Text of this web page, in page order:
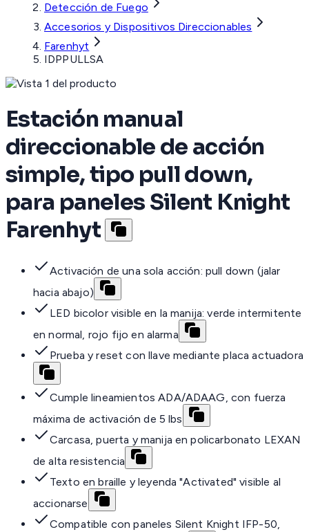
Detección de Fuego
Accesorios y Dispositivos Direccionables
Farenhyt
IDPPULLSA
Estación manual
direccionable de acción
simple, tipo pull down,
para paneles Silent Knight
Farenhyt
Activación de una sola acción: pull down (jalar
hacia abajo)
LED bicolor visible en la manija: verde intermitente
en normal, rojo fijo en alarma
Prueba y reset con llave mediante placa actuadora
Cumple lineamientos ADA/ADAAG, con fuerza
máxima de activación de 5 lbs
Carcasa, puerta y manija en policarbonato LEXAN
de alta resistencia
Texto en braille y leyenda "Activated" visible al
accionarse
Compatible con paneles Silent Knight IFP-50,